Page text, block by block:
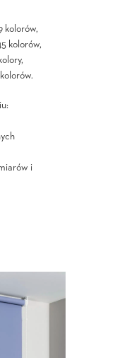
kolorów,
kolorów,
i